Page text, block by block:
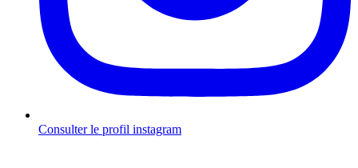
Consulter le profil instagram